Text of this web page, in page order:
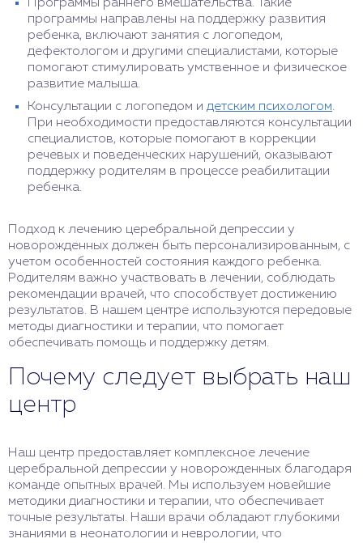
Программы раннего вмешательства. Такие
программы направлены на поддержку развития
ребенка, включают занятия с логопедом,
дефектологом и другими специалистами, которые
помогают стимулировать умственное и физическое
развитие малыша.
Консультации с логопедом и детским психологом.
При необходимости предоставляются консультации
специалистов, которые помогают в коррекции
речевых и поведенческих нарушений, оказывают
поддержку родителям в процессе реабилитации
ребенка.
Подход к лечению церебральной депрессии у
новорожденных должен быть персонализированным, с
учетом особенностей состояния каждого ребенка.
Родителям важно участвовать в лечении, соблюдать
рекомендации врачей, что способствует достижению
результатов. В нашем центре используются передовые
методы диагностики и терапии, что помогает
обеспечивать помощь и поддержку детям.
Почему следует выбрать наш
центр
Наш центр предоставляет комплексное лечение
церебральной депрессии у новорожденных благодаря
команде опытных врачей. Мы используем новейшие
методики диагностики и терапии, что обеспечивает
точные результаты. Наши врачи обладают глубокими
знаниями в неонатологии и неврологии, что